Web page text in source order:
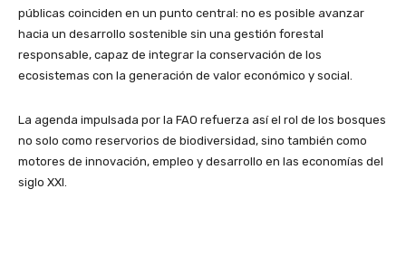
públicas coinciden en un punto central: no es posible avanzar
hacia un desarrollo sostenible sin una gestión forestal
responsable, capaz de integrar la conservación de los
ecosistemas con la generación de valor económico y social.
La agenda impulsada por la FAO refuerza así el rol de los bosques
no solo como reservorios de biodiversidad, sino también como
motores de innovación, empleo y desarrollo en las economías del
siglo XXI.